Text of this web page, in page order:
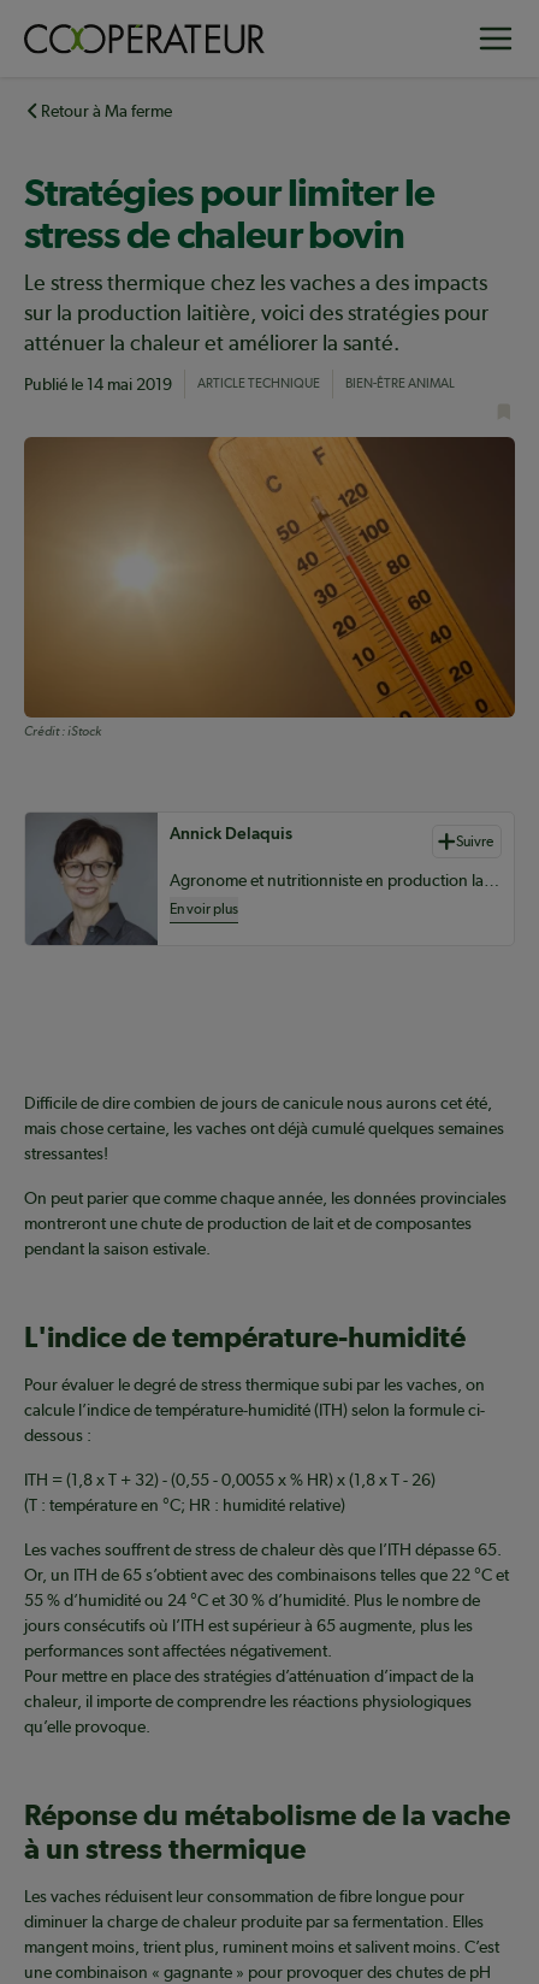
principalRetour à Ma ferme
Stratégies pour limiter le
stress de chaleur bovin
Le stress thermique chez les vaches a des impacts
sur la production laitière, voici des stratégies pour
atténuer la chaleur et améliorer la santé.
Publié le 14 mai 2019 ARTICLE TECHNIQUE BIEN-ÊTRE ANIMAL
Crédit :iStock
Auteurs de contenu
Annick Delaquis Suivre
Agronome et nutritionniste en production laitière chez Sollio Agriculture
En voir plus
Difficile de dire combien de jours de canicule nous aurons cet été,
mais chose certaine, les vaches ont déjà cumulé quelques semaines
stressantes!
On peut parier que comme chaque année, les données provinciales
montreront une chute de production de lait et de composantes
pendant la saison estivale.
L'indice de température-humidité
Pour évaluer le degré de stress thermique subi par les vaches, on
calcule l’indice de température-humidité (ITH) selon la formule ci-
dessous :
ITH = (1,8 x T + 32) - (0,55 - 0,0055 x % HR) x (1,8 x T - 26)
(T : température en °C; HR : humidité relative)
Les vaches souffrent de stress de chaleur dès que l’ITH dépasse 65.
Or, un ITH de 65 s’obtient avec des combinaisons telles que 22 °C et
55 % d’humidité ou 24 °C et 30 % d’humidité. Plus le nombre de
jours consécutifs où l’ITH est supérieur à 65 augmente, plus les
performances sont affectées négativement.
Pour mettre en place des stratégies d’atténuation d’impact de la
chaleur, il importe de comprendre les réactions physiologiques
qu’elle provoque.
Réponse du métabolisme de la vache
à un stress thermique
Les vaches réduisent leur consommation de fibre longue pour
diminuer la charge de chaleur produite par sa fermentation. Elles
mangent moins, trient plus, ruminent moins et salivent moins. C’est
une combinaison « gagnante » pour provoquer des chutes de pH